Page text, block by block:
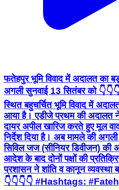
फतेहपुर भूमि विवाद में अदालत का
अगली सुनवाई 13 सितंबर को
स्थित बहुचर्चित भूमि विवाद में
आया है। एडीजे प्रथम की अदालत
दायर अपील खारिज करते हुए मूल
निर्देश दिया है। अब मामले की
सिविल जज (सीनियर डिवीजन) की
आदेश के बाद दोनों पक्षों की
प्रशासन ने शांति व कानून व्यवस्था
👇👇👇👇 #Hashtags: